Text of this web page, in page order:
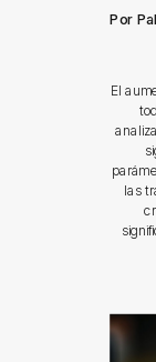
Por
El
las